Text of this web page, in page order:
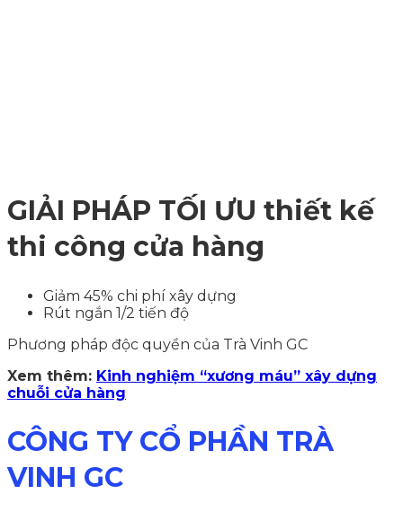
GIẢI PHÁP TỐI ƯU thiết kế
thi công cửa hàng
Giảm 45% chi phí xây dựng
Rút ngắn 1/2 tiến độ
Phương pháp độc quyền của Trà Vinh GC
Xem thêm: Kinh nghiệm “xương máu” xây dựng
chuỗi cửa hàng
CÔNG TY CỔ PHẦN TRÀ
VINH GC